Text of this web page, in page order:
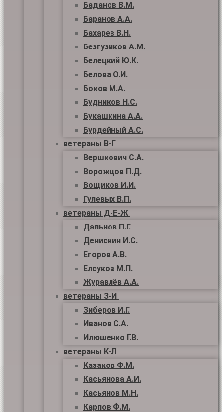
Баданов В.М.
Баранов А.А.
Бахарев В.Н.
Безгузиков А.М.
Белецкий Ю.К.
Белова О.И.
Боков М.А.
Будников Н.С.
Букашкина А.А.
Бурдейный А.С.
ветераны В-Г
Вершкович С.А.
Ворожцов П.Д.
Вощиков И.И.
Гулевых В.П.
ветераны Д-Е-Ж
Дальнов П.Г.
Денискин И.С.
Егоров А.В.
Елсуков М.П.
Журавлёв А.А.
ветераны З-И
Зиберов И.Г.
Иванов С.А.
Илюшенко Г.В.
ветераны К-Л
Казаков Ф.М.
Касьянова А.И.
Касьянов М.Н.
Карпов Ф.М.